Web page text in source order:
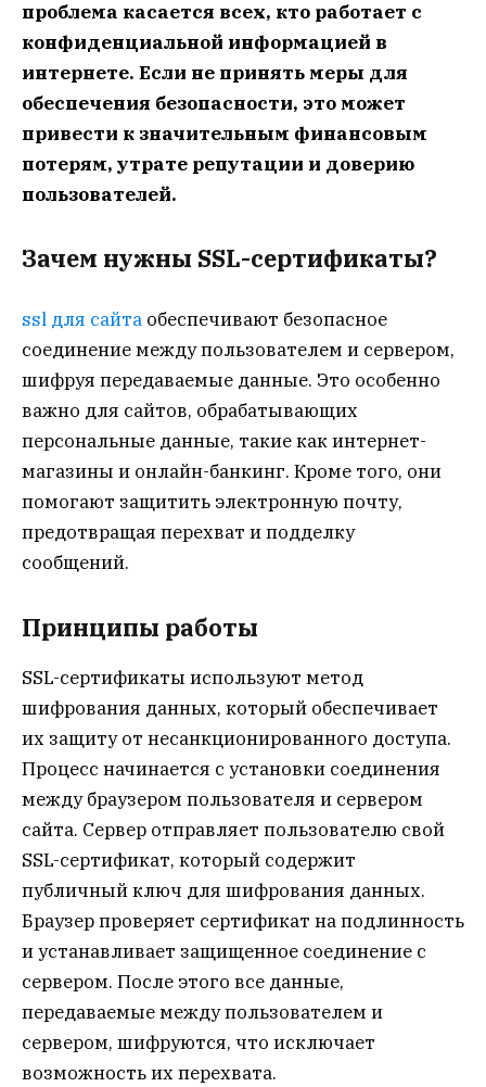
проблема касается всех, кто работает с
конфиденциальной информацией в
интернете. Если не принять меры для
обеспечения безопасности, это может
привести к значительным финансовым
потерям, утрате репутации и доверию
пользователей.
Зачем нужны SSL-сертификаты?
ssl для сайта обеспечивают безопасное
соединение между пользователем и сервером,
шифруя передаваемые данные. Это особенно
важно для сайтов, обрабатывающих
персональные данные, такие как интернет-
магазины и онлайн-банкинг. Кроме того, они
помогают защитить электронную почту,
предотвращая перехват и подделку
сообщений.
Принципы работы
SSL-сертификаты используют метод
шифрования данных, который обеспечивает
их защиту от несанкционированного доступа.
Процесс начинается с установки соединения
между браузером пользователя и сервером
сайта. Сервер отправляет пользователю свой
SSL-сертификат, который содержит
публичный ключ для шифрования данных.
Браузер проверяет сертификат на подлинность
и устанавливает защищенное соединение с
сервером. После этого все данные,
передаваемые между пользователем и
сервером, шифруются, что исключает
возможность их перехвата.